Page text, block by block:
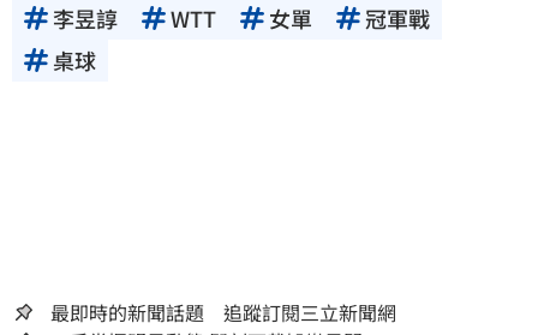
李昱諄 WTT 女單
冠軍戰
桌球
最即時的新聞話題 追蹤訂閱三立新聞網